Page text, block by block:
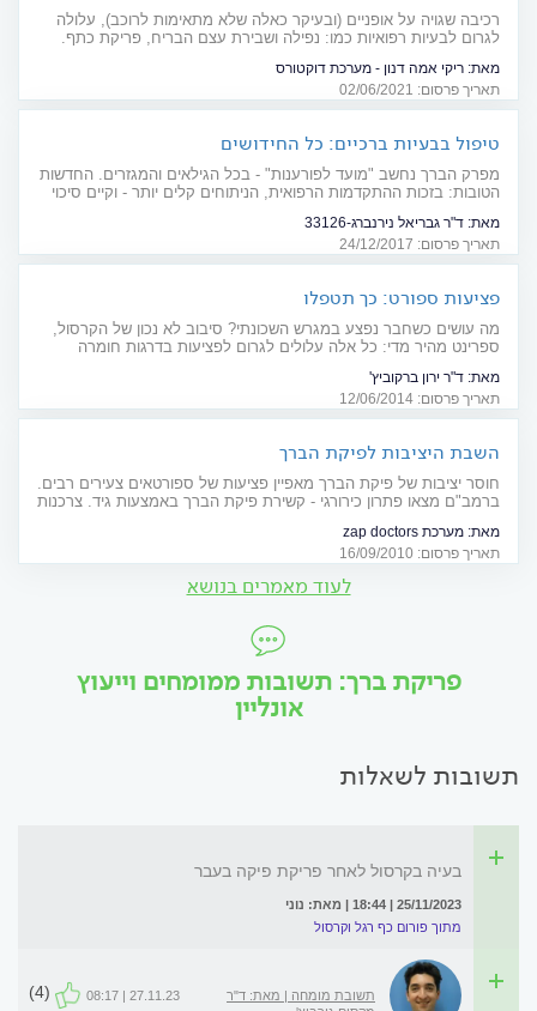
רכיבה שגויה על אופניים (ובעיקר כאלה שלא מתאימות לרוכב), עלולה
לגרום לבעיות רפואיות כמו: נפילה ושבירת עצם הבריח, פריקת כתף.
איך לרכב נכון ולהימנע מפגיעות?
מאת: ריקי אמה דנון - מערכת דוקטורס
תאריך פרסום: 02/06/2021
טיפול בבעיות ברכיים: כל החידושים
מפרק הברך נחשב "מועד לפורענות" - בכל הגילאים והמגזרים. החדשות
הטובות: בזכות ההתקדמות הרפואית, הניתוחים קלים יותר - וקיים סיכוי
מאת: ד"ר גבריאל נירנברג-33126
תאריך פרסום: 24/12/2017
פציעות ספורט: כך תטפלו
מה עושים כשחבר נפצע במגרש השכונתי? סיבוב לא נכון של הקרסול,
ספרינט מהיר מדי: כל אלה עלולים לגרום לפציעות בדרגות חומרה
מאת: ד"ר ירון ברקוביץ'
תאריך פרסום: 12/06/2014
השבת היציבות לפיקת הברך
חוסר יציבות של פיקת הברך מאפיין פציעות של ספורטאים צעירים רבים.
ברמב"ם מצאו פתרון כירורגי - קשירת פיקת הברך באמצעות גיד. צרכנות
מאת: מערכת zap doctors
תאריך פרסום: 16/09/2010
לעוד מאמרים בנושא
פריקת ברך: תשובות ממומחים וייעוץ
אונליין
תשובות לשאלות
בעיה בקרסול לאחר פריקת פיקה בעבר
25/11/2023 | 18:44 | מאת: נוני
מתוך פורום כף רגל וקרסול
תשובת מומחה | מאת: ד"ר
27.11.23 | 08:17
(4)